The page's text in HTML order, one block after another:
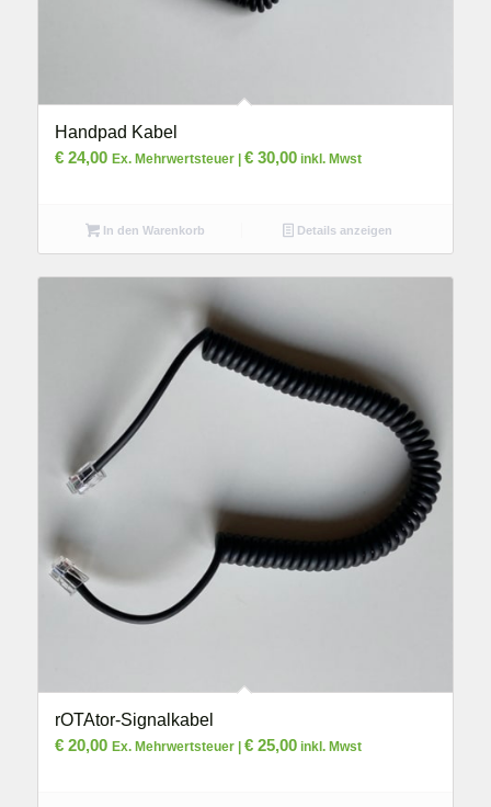
Handpad Kabel
€24,00 Ex. Mehrwertsteuer | €30,00inkl. Mwst
In den Warenkorb Details anzeigen
rOTAtor-Signalkabel
€20,00 Ex. Mehrwertsteuer | €25,00inkl. Mwst